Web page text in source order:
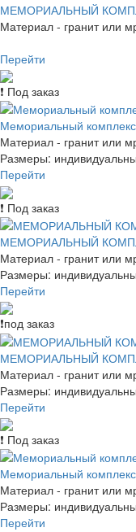
МЕМОРИАЛЬНЫЙ
Материал - гранит или
Перейти
❗ Под заказ
Мемориальный
Материал - гранит или
Размеры:
Перейти
❗ Под заказ
МЕМОРИАЛЬНЫЙ
Материал - гранит или
Размеры:
Перейти
❗под заказ
МЕМОРИАЛЬНЫЙ
Материал - гранит или
Размеры:
Перейти
❗ Под заказ
Мемориальный
Материал - гранит или
Размеры:
Перейти